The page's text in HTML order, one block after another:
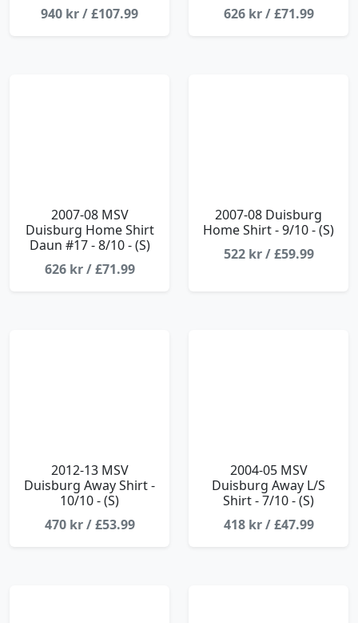
940 kr / £107.99
626 kr / £71.99
2007-08 MSV
Duisburg Home Shirt
Daun #17 - 8/10 - (S)
626 kr / £71.99
2007-08 Duisburg
Home Shirt - 9/10 - (S)
522 kr / £59.99
2012-13 MSV
Duisburg Away Shirt -
10/10 - (S)
470 kr / £53.99
2004-05 MSV
Duisburg Away L/S
Shirt - 7/10 - (S)
418 kr / £47.99